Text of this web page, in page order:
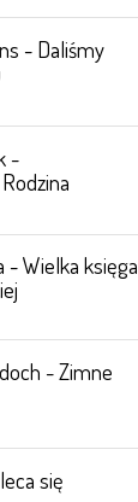
- Daliśmy
-
- Wielka księga
- Zimne
się